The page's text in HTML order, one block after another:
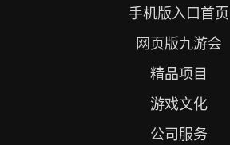
手机版入口首页
网页版九游会
精品项目
游戏文化
公司服务